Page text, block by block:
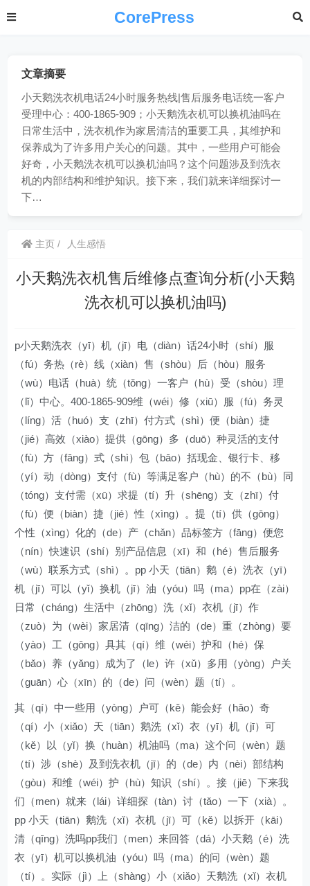
CorePress
文章摘要
小天鹅洗衣机电话24小时服务热线|售后服务电话统一客户
受理中心：400-1865-909；小天鹅洗衣机可以换机油吗在
日常生活中，洗衣机作为家居清洁的重要工具，其维护和
保养成为了许多用户关心的问题。其中，一些用户可能会
好奇，小天鹅洗衣机可以换机油吗？这个问题涉及到洗衣
机的内部结构和维护知识。接下来，我们就来详细探讨一
下…
主页 人生感悟
小天鹅洗衣机售后维修点查询分析(小天鹅
洗衣机可以换机油吗)
p小天鹅洗衣（yī）机（jī）电（diàn）话24小时（shí）服
（fú）务热（rè）线（xiàn）售（shòu）后（hòu）服务
（wù）电话（huà）统（tǒng）一客户（hù）受（shòu）理
（lǐ）中心。400-1865-909维（wéi）修（xiū）服（fú）务灵
（líng）活（huó）支（zhī）付方式（shì）便（biàn）捷
（jié）高效（xiào）提供（gōng）多（duō）种灵活的支付
（fù）方（fāng）式（shì）包（bāo）括现金、银行卡、移
（yí）动（dòng）支付（fù）等满足客户（hù）的不（bù）同
（tóng）支付需（xū）求提（tí）升（shēng）支（zhī）付
（fù）便（biàn）捷（jié）性（xìng）。提（tí）供（gōng）
个性（xìng）化的（de）产（chǎn）品标签方（fāng）便您
（nín）快速识（shí）别产品信息（xī）和（hé）售后服务
（wù）联系方式（shì）。pp 小天（tiān）鹅（é）洗衣（yī）
机（jī）可以（yǐ）换机（jī）油（yóu）吗（ma）pp在（zài）
日常（cháng）生活中（zhōng）洗（xǐ）衣机（jī）作
（zuò）为（wèi）家居清（qīng）洁的（de）重（zhòng）要
（yào）工（gōng）具其（qí）维（wéi）护和（hé）保
（bǎo）养（yǎng）成为了（le）许（xǔ）多用（yòng）户关
（guān）心（xīn）的（de）问（wèn）题（tí）。
其（qí）中一些用（yòng）户可（kě）能会好（hǎo）奇
（qí）小（xiǎo）天（tiān）鹅洗（xǐ）衣（yī）机（jī）可
（kě）以（yǐ）换（huàn）机油吗（ma）这个问（wèn）题
（tí）涉（shè）及到洗衣机（jī）的（de）内（nèi）部结构
（gòu）和维（wéi）护（hù）知识（shí）。接（jiē）下来我
们（men）就来（lái）详细探（tàn）讨（tǎo）一下（xià）。
pp 小天（tiān）鹅洗（xǐ）衣机（jī）可（kě）以拆开（kāi）
清（qīng）洗吗pp我们（men）来回答（dá）小天鹅（é）洗
衣（yī）机可以换机油（yóu）吗（ma）的问（wèn）题
（tí）。实际（jì）上（shàng）小（xiǎo）天鹅洗（xǐ）衣机